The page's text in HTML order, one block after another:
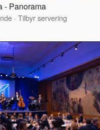
- Panorama
· Tilbyr servering